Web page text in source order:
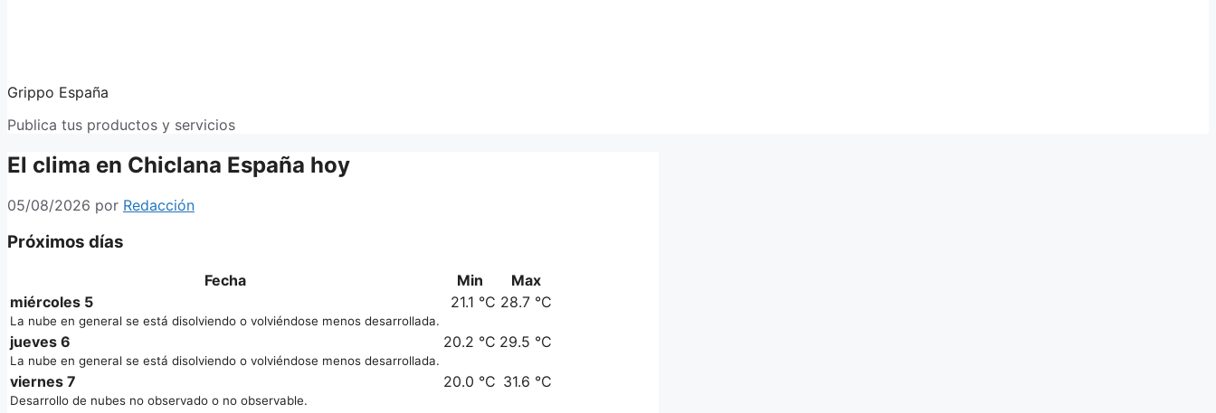
Grippo España
Publica tus productos y servicios
El clima en Chiclana España hoy
05/08/2026 por Redacción
Próximos días
Fecha Min
Max
miércoles 5
La nube en general se está disolviendo o volviéndose menos desarrollada.
21.1 °C 28.7 °C
jueves 6
La nube en general se está disolviendo o volviéndose menos desarrollada.
20.2 °C 29.5 °C
viernes 7
Desarrollo de nubes no observado o no observable.
20.0 °C 31.6 °C